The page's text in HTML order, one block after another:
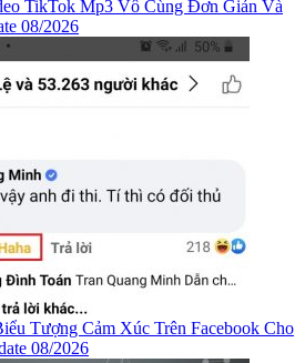
TikTok Mp3 Vô Cùng Đơn Giản Và
08/2026
Tượng Cảm Xúc Trên Facebook Cho
08/2026